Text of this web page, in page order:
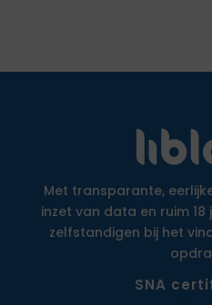
Met transparante,
inzet van data en ruim
zelfstandigen bij het
SNA